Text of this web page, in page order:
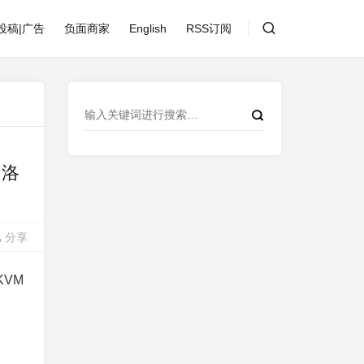
稿|广告 负面商家 English RSS订阅
分享